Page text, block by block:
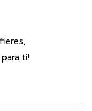
para tí!